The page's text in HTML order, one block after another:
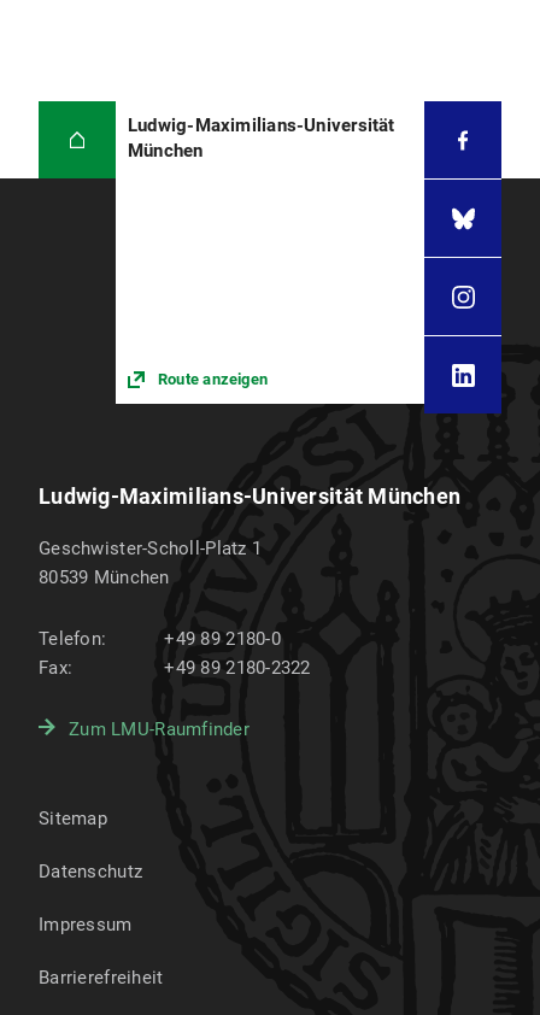
Ludwig-Maximilians-Universität
München
Route anzeigen
Ludwig-Maximilians-Universität München
Geschwister-Scholl-Platz 1
80539 München
Telefon:
+49 89 2180-0
Fax:
+49 89 2180-2322
Zum LMU-Raumfinder
Sitemap
Datenschutz
Impressum
Barrierefreiheit